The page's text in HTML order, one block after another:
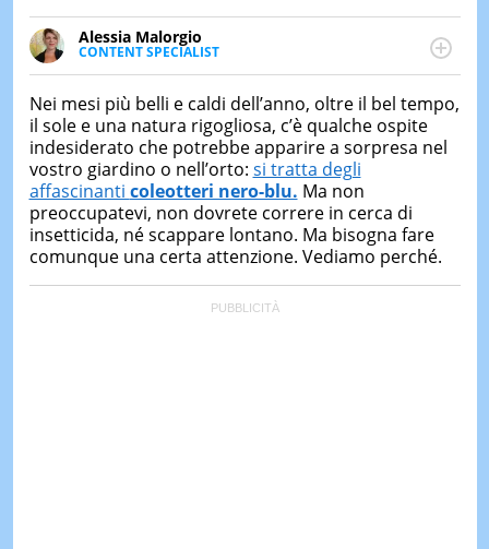
DI
Alessia Malorgio
CONTENT SPECIALIST
Ha conseguito un Master in Marketing Management
e Google Digital Training su Marketing digitale. Si
occupa della creazione di contenuti in ottica SEO e
dello sviluppo di strategie marketing attraverso
canali digitali.
Nei mesi più belli e caldi dell’anno, oltre il bel tempo,
il sole e una natura rigogliosa, c’è qualche ospite
indesiderato che potrebbe apparire a sorpresa nel
vostro giardino o nell’orto: si tratta degli
affascinanti coleotteri nero-blu. Ma non
preoccupatevi, non dovrete correre in cerca di
insetticida, né scappare lontano. Ma bisogna fare
comunque una certa attenzione. Vediamo perché.